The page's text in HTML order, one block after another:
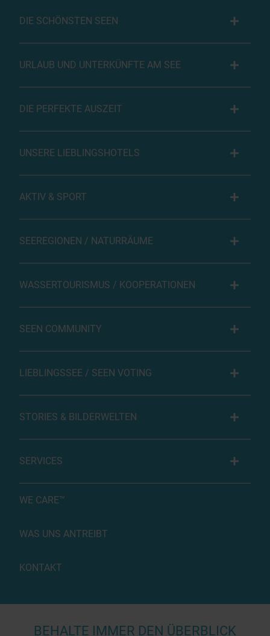
DIE SCHÖNSTEN SEEN
URLAUB UND UNTERKÜNFTE AM SEE
DIE PERFEKTE AUSZEIT
UNSERE LIEBLINGSHOTELS
AKTIV & SPORT
SEEREGIONEN / NATURRÄUME
WASSERTOURISMUS / KOOPERATIONEN
SEEN COMMUNITY
LIEBLINGSSEE / SEEN VOTING
STORIES & BILDERWELTEN
SERVICES
WE CARE™
WAS UNS ANTREIBT
KONTAKT
BEHALTE IMMER DEN ÜBERBLICK